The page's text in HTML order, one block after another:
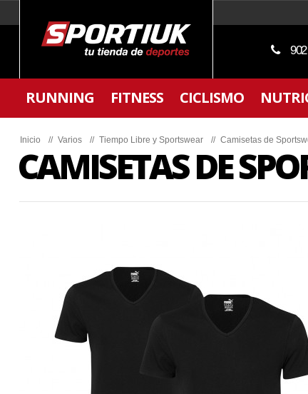
RUNNING FITNESS CICLISMO
Inicio // Varios // Tiempo Libre y Sportswear // Camisetas de
CAMISETAS DE